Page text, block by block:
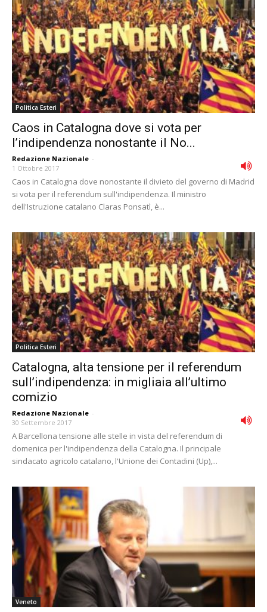
Politica Esteri
Caos in Catalogna dove si vota per
l’indipendenza nonostante il No...
Redazione Nazionale -
1 Ottobre 2017
Caos in Catalogna dove nonostante il divieto del governo di Madrid
si vota per il referendum sull'indipendenza. Il ministro
dell'Istruzione catalano Claras Ponsatì, è...
Politica Esteri
Catalogna, alta tensione per il referendum
sull’indipendenza: in migliaia all’ultimo
comizio
Redazione Nazionale -
30 Settembre 2017
A Barcellona tensione alle stelle in vista del referendum di
domenica per l'indipendenza della Catalogna. Il principale
sindacato agricolo catalano, l'Unione dei Contadini (Up),...
Veneto